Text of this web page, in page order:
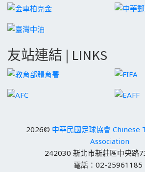
友站連結 | LINKS
2026© 中華民國足球協會 Chinese
Association
242030 新北市新莊區中央路
電話：02-25961185